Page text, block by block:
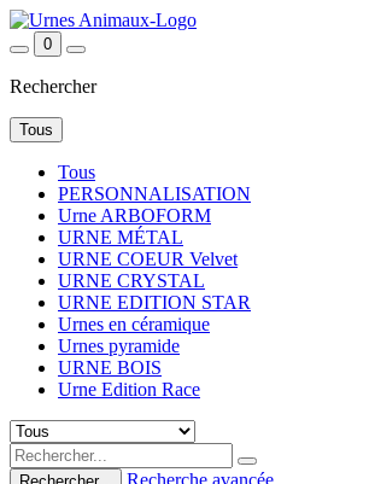
0
Rechercher
Tous
Tous
PERSONNALISATION
Urne ARBOFORM
URNE MÉTAL
URNE COEUR Velvet
URNE CRYSTAL
URNE EDITION STAR
Urnes en céramique
Urnes pyramide
URNE BOIS
Urne Edition Race
Recherche avancée